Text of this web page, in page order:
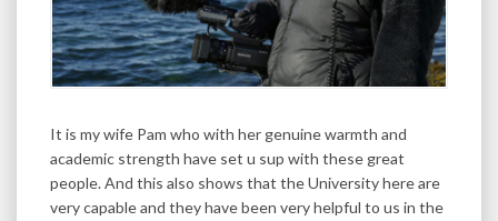
It is my wife Pam who with her genuine warmth and
academic strength have set u sup with these great
people. And this also shows that the University here are
very capable and they have been very helpful to us in the